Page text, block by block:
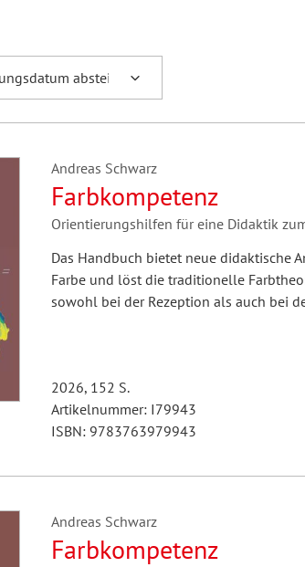
Andreas Schwarz
Farbkompetenz
Orientierungshilfen für eine Didaktik
Das Handbuch bietet neue didaktische
Farbe und löst die traditionelle
sowohl bei der Rezeption als auch bei
2026, 152 S.
Artikelnummer: I79943
ISBN: 9783763979943
Andreas Schwarz
Farbkompetenz